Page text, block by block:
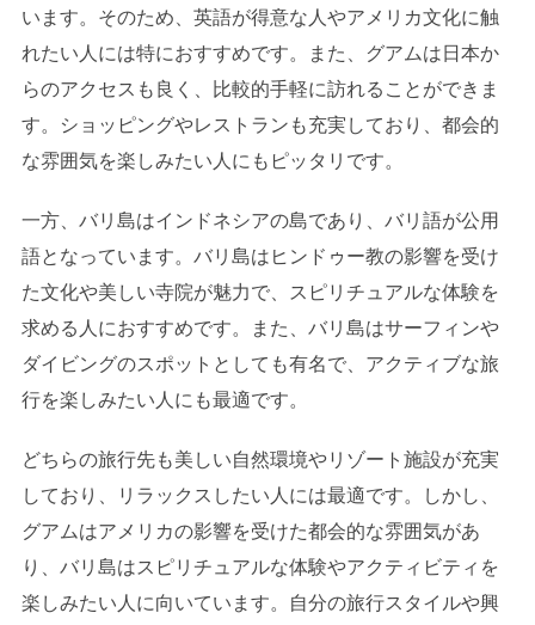
います。そのため、英語が得意な人やアメリカ文化に触
れたい人には特におすすめです。また、グアムは日本か
らのアクセスも良く、比較的手軽に訪れることができま
す。ショッピングやレストランも充実しており、都会的
な雰囲気を楽しみたい人にもピッタリです。
一方、バリ島はインドネシアの島であり、バリ語が公用
語となっています。バリ島はヒンドゥー教の影響を受け
た文化や美しい寺院が魅力で、スピリチュアルな体験を
求める人におすすめです。また、バリ島はサーフィンや
ダイビングのスポットとしても有名で、アクティブな旅
行を楽しみたい人にも最適です。
どちらの旅行先も美しい自然環境やリゾート施設が充実
しており、リラックスしたい人には最適です。しかし、
グアムはアメリカの影響を受けた都会的な雰囲気があ
り、バリ島はスピリチュアルな体験やアクティビティを
楽しみたい人に向いています。自分の旅行スタイルや興